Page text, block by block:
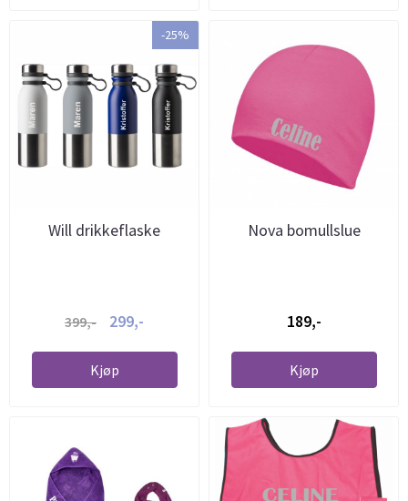
-25%
Will drikkeflaske
399,- 299,-
Kjøp
Nova bomullslue
189,-
Kjøp